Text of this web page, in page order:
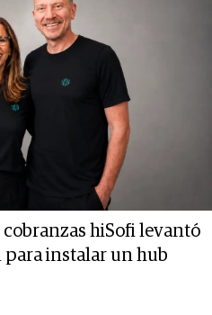
hiSofi levantó
para instalar un hub